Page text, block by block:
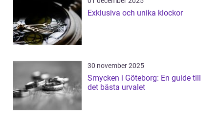
Exklusiva och unika klockor
30 november 2025
Smycken i Göteborg: En guide till
det bästa urvalet